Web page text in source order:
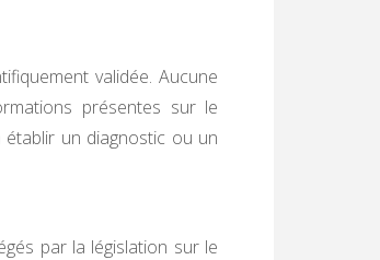
validée. Aucune
présentes sur le
un diagnostic ou un
par la législation sur le